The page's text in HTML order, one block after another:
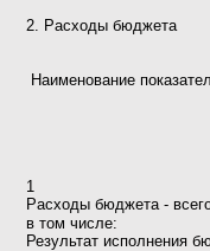
2. Расходы бюджета
Наименование
1
Расходы бюджета -
в том числе:
Результат исполнения